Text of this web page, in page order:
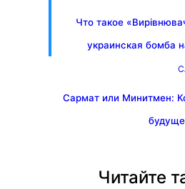
Что такое
украинская бомба
Сармат или Минитмен:
Читайте